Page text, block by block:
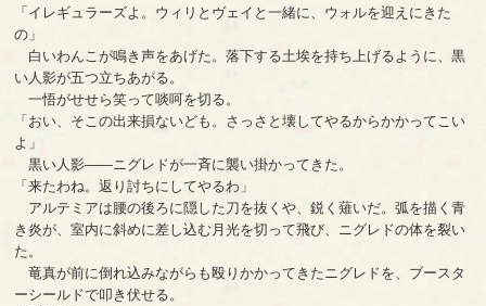
「イレギュラーズよ。ウィリとヴェイと一緒に、ウォルを迎えにきた
の」
白いわんこが鳴き声をあげた。落下する土埃を持ち上げるように、黒
い人影が五つ立ちあがる。
一悟がせせら笑って啖呵を切る。
「おい、そこの出来損ないども。さっさと壊してやるからかかってこい
よ」
黒い人影――ニグレドが一斉に襲い掛かってきた。
「来たわね。返り討ちにしてやるわ」
アルテミアは腰の後ろに隠した刀を抜くや、鋭く薙いだ。弧を描く青
き炎が、室内に斜めに差し込む月光を切って飛び、ニグレドの体を裂い
た。
竜真が前に倒れ込みながらも殴りかかってきたニグレドを、ブースタ
ーシールドで叩き伏せる。